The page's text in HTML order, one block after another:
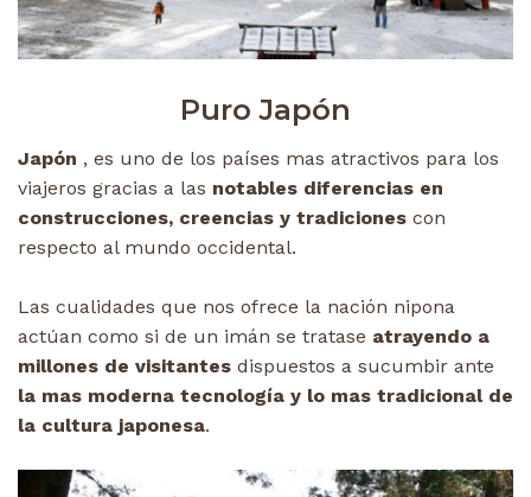
Puro Japón
Japón , es uno de los países mas atractivos para los
viajeros gracias a las notables diferencias en
construcciones, creencias y tradiciones con
respecto al mundo occidental.
Las cualidades que nos ofrece la nación nipona
actúan como si de un imán se tratase atrayendo a
millones de visitantes dispuestos a sucumbir ante
la mas moderna tecnología y lo mas tradicional de
la cultura japonesa.